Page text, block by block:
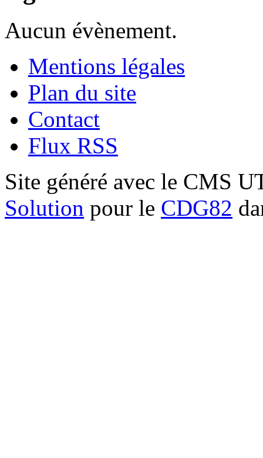
Aucun évènement.
Mentions légales
Plan du site
Contact
Flux RSS
Site généré avec le CMS
Solution pour le CDG82